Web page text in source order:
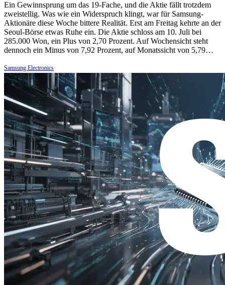
Ein Gewinnsprung um das 19-Fache, und die Aktie fällt trotzdem
zweistellig. Was wie ein Widerspruch klingt, war für Samsung-
Aktionäre diese Woche bittere Realität. Erst am Freitag kehrte an der
Seoul-Börse etwas Ruhe ein. Die Aktie schloss am 10. Juli bei
285.000 Won, ein Plus von 2,70 Prozent. Auf Wochensicht steht
dennoch ein Minus von 7,92 Prozent, auf Monatssicht von 5,79…
Samsung Electronics